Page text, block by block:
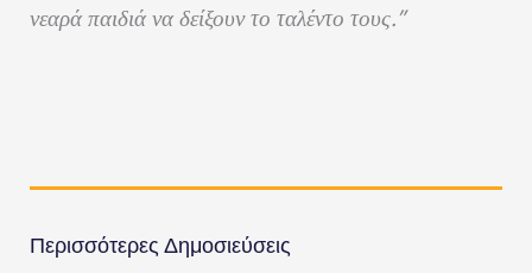
νεαρά παιδιά να δείξουν το ταλέντο τους.”
Περισσότερες Δημοσιεύσεις